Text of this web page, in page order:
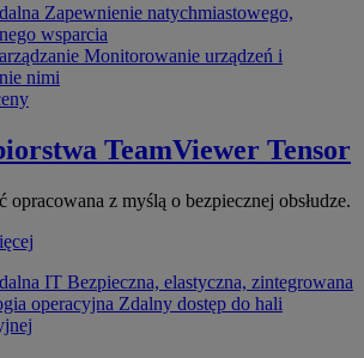
Zapewnienie natychmiastowego,
wsparcia
Monitorowanie urządzeń i
nimi
TeamViewer Tensor
opracowana z myślą o bezpiecznej obsłudze.
IT Bezpieczna, elastyczna, zintegrowana
operacyjna Zdalny dostęp do hali